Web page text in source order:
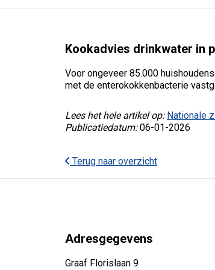
Kookadvies drinkwater in
Voor ongeveer 85.000
met de enterokokkenbacterie
Lees het hele artikel op: Nationale
Publicatiedatum:06-01-2026
Terug naar overzicht
Adresgegevens
Graaf Florislaan 9